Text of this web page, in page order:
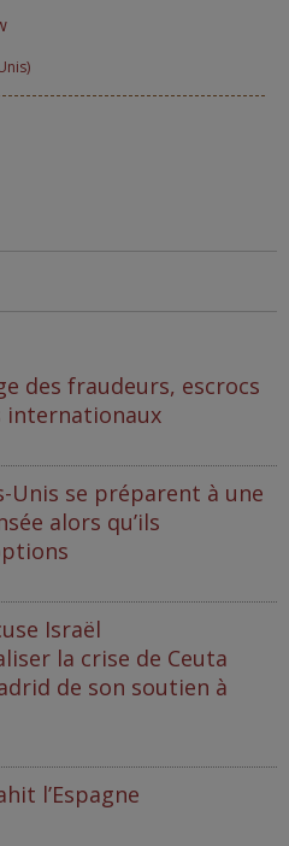
des fraudeurs, escrocs
internationaux
Unis se préparent à une
alors qu’ils
Israël
la crise de Ceuta
de son soutien à
l’Espagne